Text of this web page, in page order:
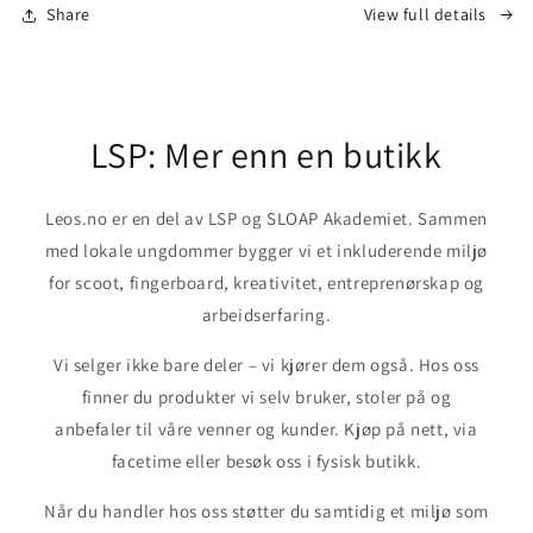
Share View full details
LSP: Mer enn en butikk
Leos.no er en del av LSP og SLOAP Akademiet. Sammen
med lokale ungdommer bygger vi et inkluderende miljø
for scoot, fingerboard, kreativitet, entreprenørskap og
arbeidserfaring.
Vi selger ikke bare deler – vi kjører dem også. Hos oss
finner du produkter vi selv bruker, stoler på og
anbefaler til våre venner og kunder. Kjøp på nett, via
facetime eller besøk oss i fysisk butikk.
Når du handler hos oss støtter du samtidig et miljø som